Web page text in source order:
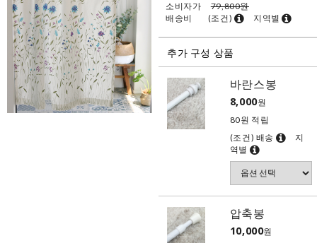
소비자가
79,800원
배송비
(조건) 지역별
추가 구성 상품
바란스봉
8,000원
80원 적립
(조건) 배송
지
역별
압축봉
10,000원